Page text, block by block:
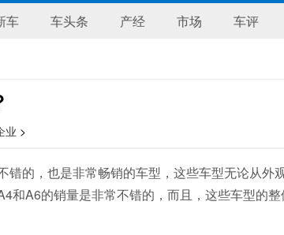
车 车头条 产经 市场 车评
业 >
的，也是非常畅销的车型，这些车型无论从外
和A6的销量是非常不错的，而且，这些车型的